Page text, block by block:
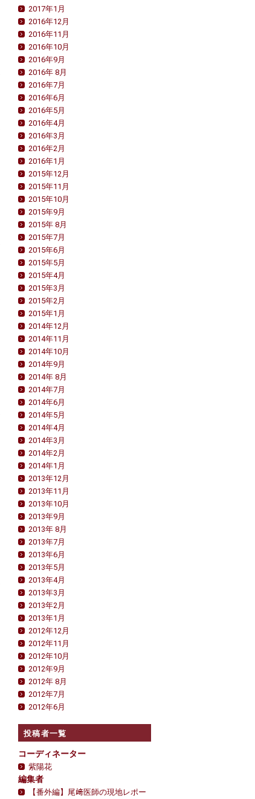
2017年1月
2016年12月
2016年11月
2016年10月
2016年9月
2016年 8月
2016年7月
2016年6月
2016年5月
2016年4月
2016年3月
2016年2月
2016年1月
2015年12月
2015年11月
2015年10月
2015年9月
2015年 8月
2015年7月
2015年6月
2015年5月
2015年4月
2015年3月
2015年2月
2015年1月
2014年12月
2014年11月
2014年10月
2014年9月
2014年 8月
2014年7月
2014年6月
2014年5月
2014年4月
2014年3月
2014年2月
2014年1月
2013年12月
2013年11月
2013年10月
2013年9月
2013年 8月
2013年7月
2013年6月
2013年5月
2013年4月
2013年3月
2013年2月
2013年1月
2012年12月
2012年11月
2012年10月
2012年9月
2012年 8月
2012年7月
2012年6月
投稿者一覧
コーディネーター
紫陽花
編集者
【番外編】尾﨑医師の現地レポー